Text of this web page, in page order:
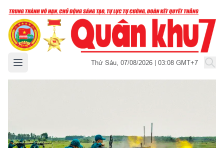
Mở menu chính Thứ Sáu, 07/08/2026 | 03:08 GMT+7